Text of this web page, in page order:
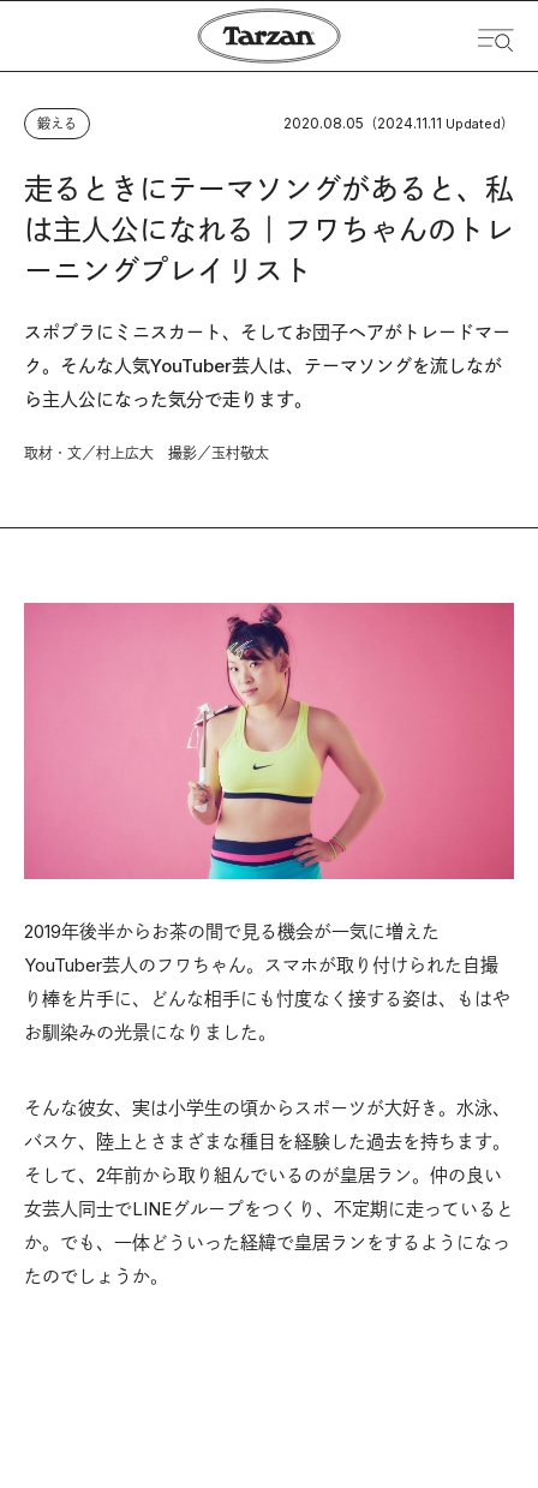
鍛える 2020.08.05 （2024.11.11 Updated）
走るときにテーマソングがあると、私
は主人公になれる｜フワちゃんのトレ
ーニングプレイリスト
スポブラにミニスカート、そしてお団子ヘアがトレードマー
ク。そんな人気YouTuber芸人は、テーマソングを流しなが
ら主人公になった気分で走ります。
取材・文／村上広大 撮影／玉村敬太
2019年後半からお茶の間で見る機会が一気に増えた
YouTuber芸人のフワちゃん。スマホが取り付けられた自撮
り棒を片手に、どんな相手にも忖度なく接する姿は、もはや
お馴染みの光景になりました。
そんな彼女、実は小学生の頃からスポーツが大好き。水泳、
バスケ、陸上とさまざまな種目を経験した過去を持ちます。
そして、2年前から取り組んでいるのが皇居ラン。仲の良い
女芸人同士でLINEグループをつくり、不定期に走っていると
か。でも、一体どういった経緯で皇居ランをするようになっ
たのでしょうか。